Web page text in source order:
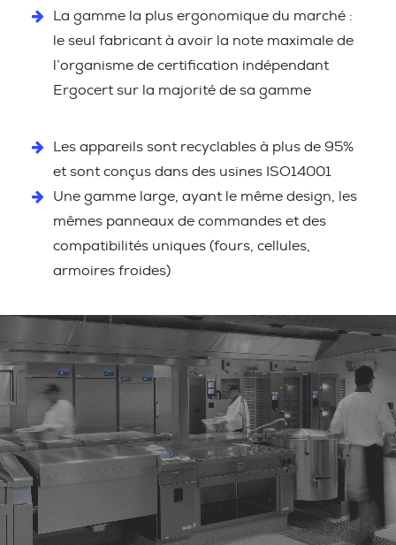
La gamme la plus ergonomique du marché :
le seul fabricant à avoir la note maximale de
l’organisme de certification indépendant
Ergocert sur la majorité de sa gamme
Les appareils sont recyclables à plus de 95%
et sont conçus dans des usines ISO14001
Une gamme large, ayant le même design, les
mêmes panneaux de commandes et des
compatibilités uniques (fours, cellules,
armoires froides)